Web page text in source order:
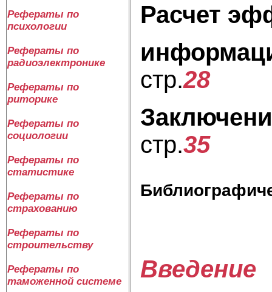
Рефераты по
психологии
Рефераты по
радиоэлектронике
Рефераты по
риторике
Рефераты по
социологии
Рефераты по
статистике
Рефераты по
страхованию
Рефераты по
строительству
Рефераты по
таможенной системе
Расчет
стр.28
стр.35
Введение